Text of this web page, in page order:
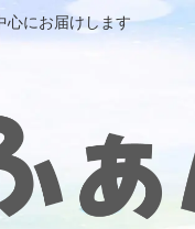
心にお届けします